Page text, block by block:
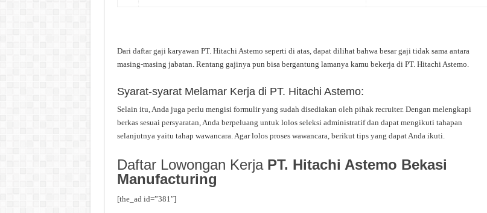
Dari daftar gaji karyawan PT. Hitachi Astemo seperti di atas, dapat dilihat bahwa besar gaji tidak sama antara
masing-masing jabatan. Rentang gajinya pun bisa bergantung lamanya kamu bekerja di PT. Hitachi Astemo.
Syarat-syarat Melamar Kerja di PT. Hitachi Astemo:
Selain itu, Anda juga perlu mengisi formulir yang sudah disediakan oleh pihak recruiter. Dengan melengkapi
berkas sesuai persyaratan, Anda berpeluang untuk lolos seleksi administratif dan dapat mengikuti tahapan
selanjutnya yaitu tahap wawancara. Agar lolos proses wawancara, berikut tips yang dapat Anda ikuti.
Daftar Lowongan Kerja PT. Hitachi Astemo Bekasi
Manufacturing
[the_ad id=”381″]